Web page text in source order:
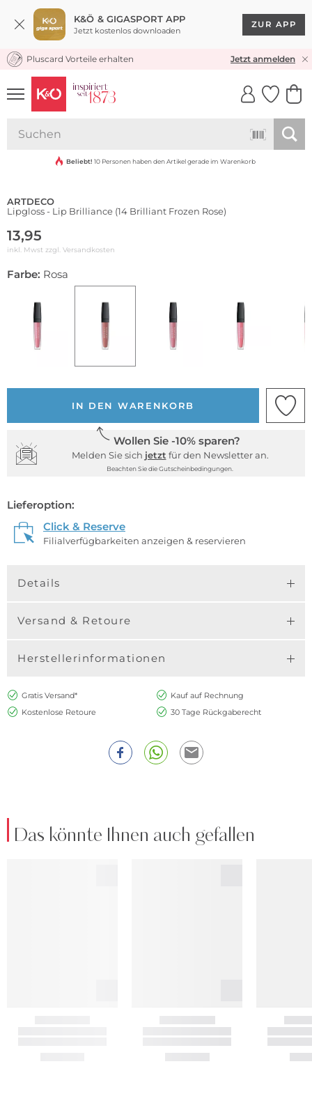
K&Ö & GIGASPORT APP
Jetzt kostenlos downloaden
ZUR APP
KOSTENLOSER VERSAND* & RÜCKVERSAND
Pluscard Vorteile erhalten Jetzt anmelden
UNSERE APP
CLICK &
Beliebt! 10 Personen haben den Artikel gerade im Warenkorb
ARTDECO
Lipgloss - Lip Brilliance (14 Brilliant Frozen Rose)
13,95
inkl. Mwst zzgl. Versandkosten
Farbe: Rosa
IN DEN WARENKORB
Wollen Sie -10% sparen?
Melden Sie sich jetzt für den Newsletter an.
Beachten Sie die Gutscheinbedingungen.
Lieferoption:
Click & Reserve
Filialverfügbarkeiten anzeigen & reservieren
Details
Versand & Retoure
Herstellerinformationen
Gratis Versand*
Kauf auf Rechnung
Kostenlose Retoure
30 Tage Rückgaberecht
Das könnte Ihnen auch gefallen